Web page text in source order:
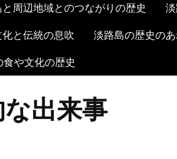
周辺地域とのつながりの歴史
と伝統の息吹
淡路島の歴史の
や文化の歴史
出来事